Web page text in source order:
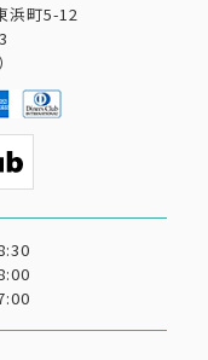
浜町5-12